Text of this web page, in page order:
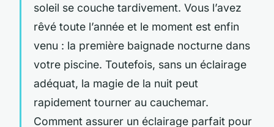
soleil se couche tardivement. Vous l’avez
rêvé toute l’année et le moment est enfin
venu : la première baignade nocturne dans
votre piscine. Toutefois, sans un éclairage
adéquat, la magie de la nuit peut
rapidement tourner au cauchemar.
Comment assurer un éclairage parfait pour